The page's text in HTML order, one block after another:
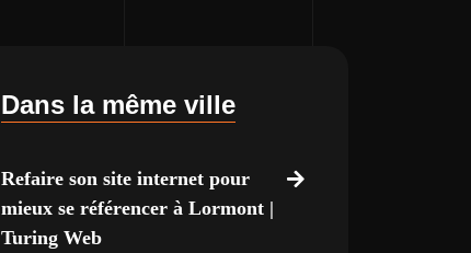
Dans la même ville
Refaire son site internet pour
mieux se référencer à Lormont |
Turing Web